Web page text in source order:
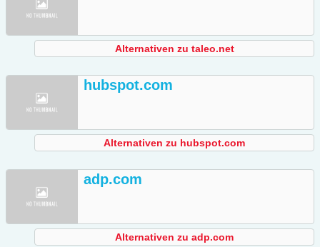
Alternativen zu taleo.net
hubspot.com
Alternativen zu hubspot.com
adp.com
Alternativen zu adp.com